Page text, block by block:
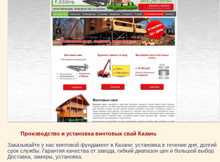
Производство и установка винтовых свай Казань
Заказывайте у нас винтовой фундамент в Казани: установка в течение дня, долгий
срок службы. Гарантия качества от завода, гибкий диапазон цен и большой выбор.
Доставка, замеры, установка.